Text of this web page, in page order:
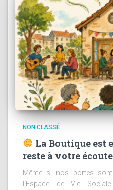
NON CLASSÉ
La Boutique est
reste à votre
Même si nos portes sont
l’Espace de Vie